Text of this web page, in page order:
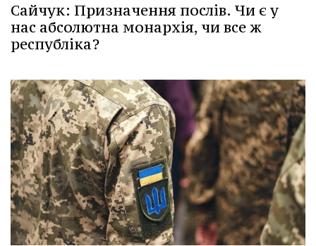
Сайчук: Призначення послів. Чи є у
нас абсолютна монархія, чи все ж
республіка?